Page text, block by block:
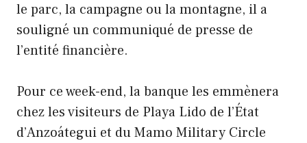
le parc, la campagne ou la montagne, il a
souligné un communiqué de presse de
l’entité financière.
Pour ce week-end, la banque les emmènera
chez les visiteurs de Playa Lido de l’État
d’Anzoátegui et du Mamo Military Circle